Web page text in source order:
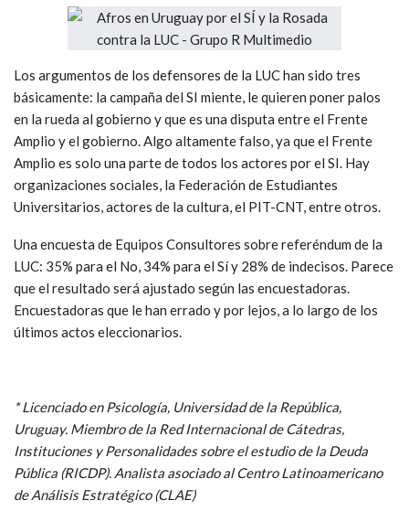
Los argumentos de los defensores de la LUC han sido tres
básicamente: la campaña del SI miente, le quieren poner palos
en la rueda al gobierno y que es una disputa entre el Frente
Amplio y el gobierno. Algo altamente falso, ya que el Frente
Amplio es solo una parte de todos los actores por el SI. Hay
organizaciones sociales, la Federación de Estudiantes
Universitarios, actores de la cultura, el PIT-CNT, entre otros.
Una encuesta de Equipos Consultores sobre referéndum de la
LUC: 35% para el No, 34% para el Sí y 28% de indecisos. Parece
que el resultado será ajustado según las encuestadoras.
Encuestadoras que le han errado y por lejos, a lo largo de los
últimos actos eleccionarios.
* Licenciado en Psicología, Universidad de la República,
Uruguay. Miembro de la Red Internacional de Cátedras,
Instituciones y Personalidades sobre el estudio de la Deuda
Pública (RICDP). Analista asociado al Centro Latinoamericano
de Análisis Estratégico (CLAE)